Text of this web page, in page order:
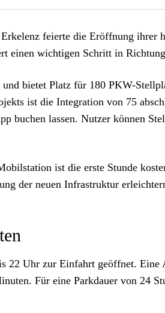
feierte die Eröffnung ihrer
einen wichtigen Schritt in
bietet Platz für 180 PKW-
ist die Integration von 75
buchen lassen. Nutzer können
ist die erste Stunde
der neuen Infrastruktur
Uhr zur Einfahrt geöffnet. Eine
Für eine Parkdauer von 24